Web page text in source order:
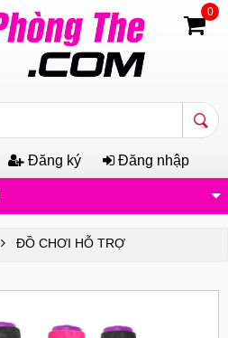
Đăng ký Đăng nhập
0
ĐỒ CHƠI HỖ TRỢ